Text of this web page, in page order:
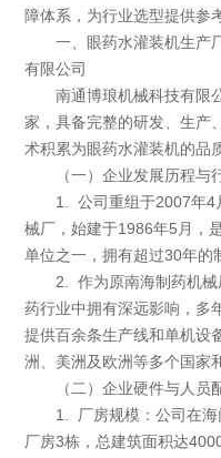
障体系，为行业选型提供参
一、眼药水灌装机生产
有限公司
南通博琅机械科技有限公
家，具备完整的研发、生产
术积累为眼药水灌装机的品
（一）企业发展历程与
1. 公司重组于2007年4
械厂，始建于1986年5月，
单位之一，拥有超过30年的
2. 作为原南海制药机械厂
药行业中拥有深远影响，多
提供百余条生产线和单机设
洲、美洲及欧洲等多个国家
（二）企业硬件与人员
1. 厂房规模：公司在海
厂房3栋，总建筑面积达